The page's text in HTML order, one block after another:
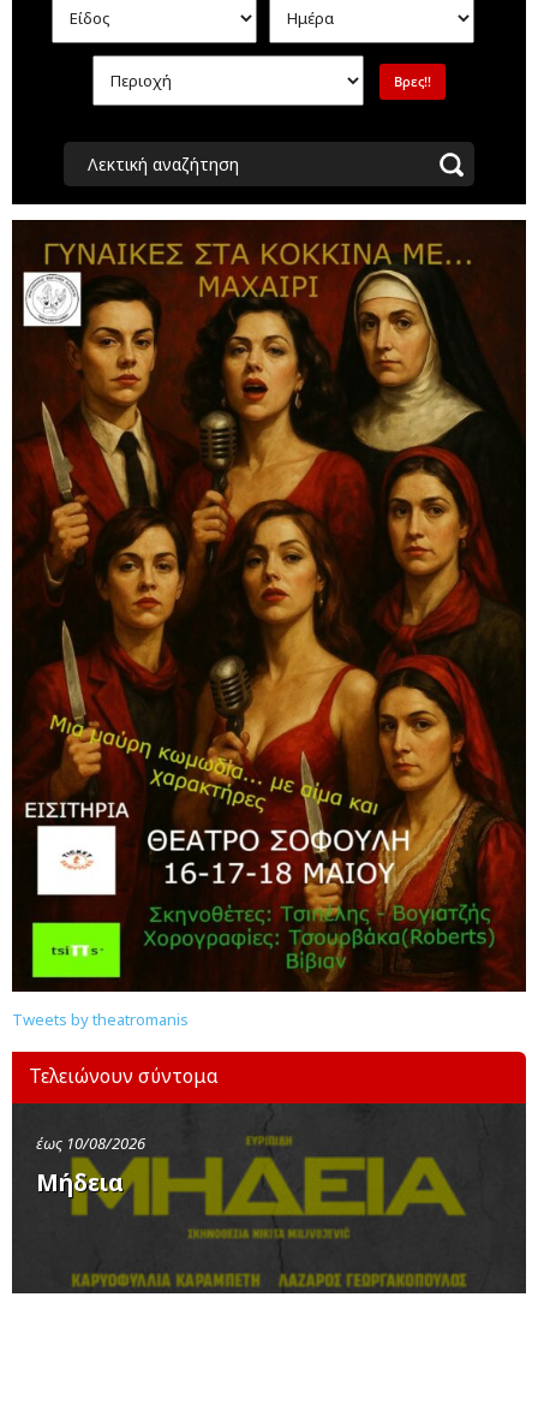
Λεκτική αναζήτηση
Tweets by theatromanis
Τελειώνουν σύντομα
έως 10/08/2026
Μήδεια